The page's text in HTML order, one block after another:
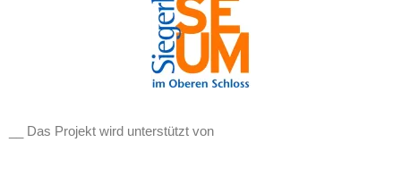
__ Das Projekt wird unterstützt von